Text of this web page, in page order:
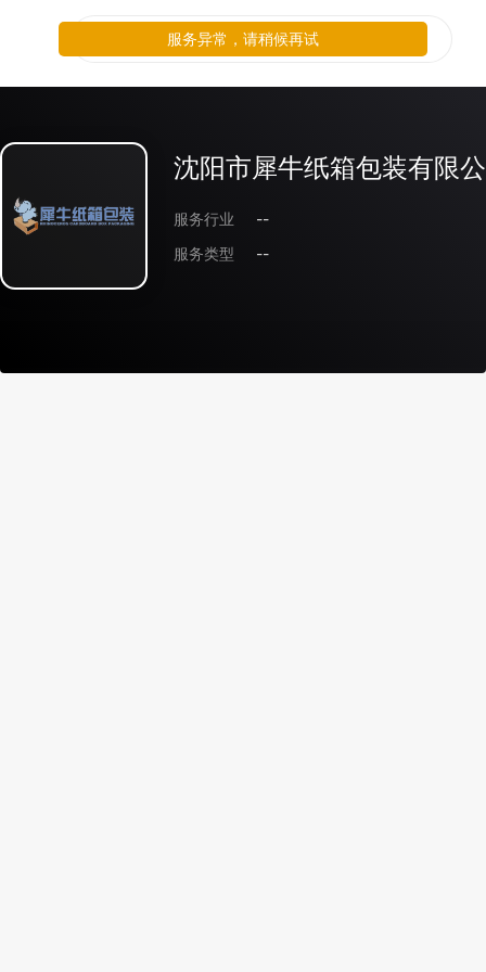
沈阳市犀牛纸箱包装有限
服务行业
--
服务类型
--
服务异常，请稍候再试